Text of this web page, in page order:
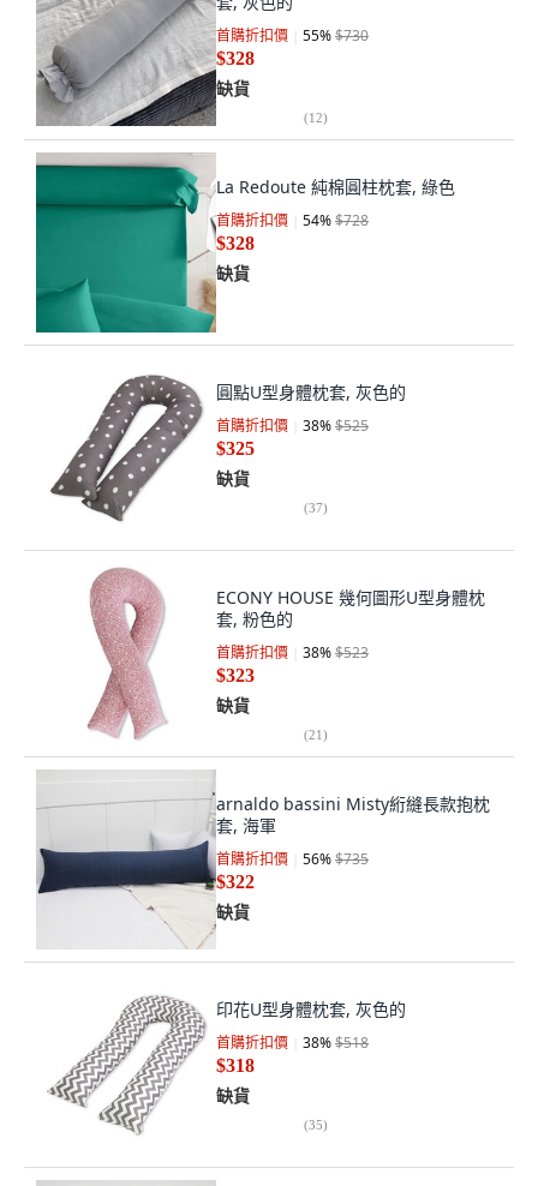
首購折扣價 55%$730
$328
缺貨
(12)
La Redoute 純棉圓柱枕套, 綠色
首購折扣價 54%$728
$328
缺貨
圓點U型身體枕套, 灰色的
首購折扣價 38%$525
$325
缺貨
(37)
ECONY HOUSE 幾何圖形U型身體枕
套, 粉色的
首購折扣價 38%$523
$323
缺貨
(21)
arnaldo bassini Misty絎縫長款抱枕
套, 海軍
首購折扣價 56%$735
$322
缺貨
印花U型身體枕套, 灰色的
首購折扣價 38%$518
$318
缺貨
(35)